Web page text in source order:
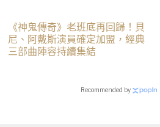
《神鬼傳奇》老班底再回歸！貝
尼、阿戴斯演員確定加盟，經典
三部曲陣容持續集結
Recommended by